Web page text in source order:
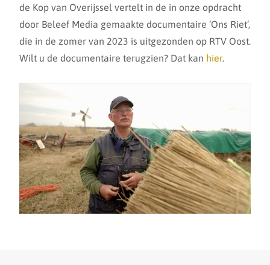
de Kop van Overijssel vertelt in de in onze opdracht
door Beleef Media gemaakte documentaire ‘Ons Riet’,
die in de zomer van 2023 is uitgezonden op RTV Oost.
Wilt u de documentaire terugzien? Dat kan hier.